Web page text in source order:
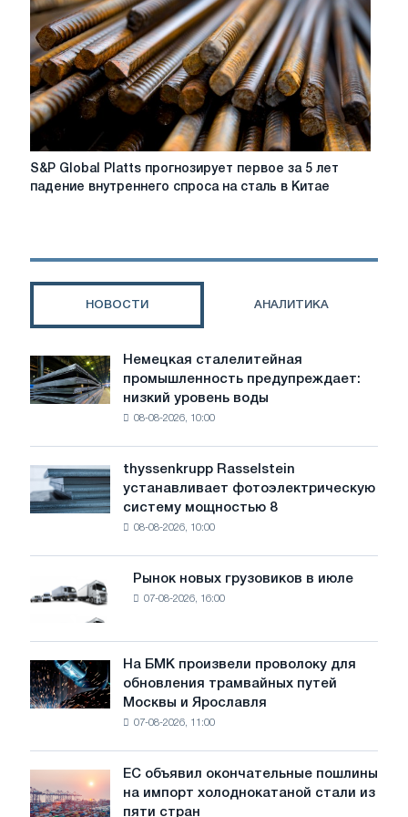
выросло
на
3,4%
S&P
за
внутреннего
на
сталь
S&P Global Platts прогнозирует первое за 5 лет
падение внутреннего спроса на сталь в Китае
НОВОСТИ АНАЛИТИКА
Немецкая
сталелитейная
промышленность
предупреждает:
воды
угрожает
безопасности
Немецкая сталелитейная
промышленность предупреждает:
низкий уровень воды
08-08-2026, 10:00
thyssenkrupp
Rasselstein
устанавливает
фотоэлектрическую
достижения
целей
обезуглероживания
thyssenkrupp Rasselstein
устанавливает фотоэлектрическую
систему мощностью 8
08-08-2026, 10:00
Рынок
новых
грузовиков
в
июле
Рынок новых грузовиков в июле
07-08-2026, 16:00
На
БМК
произвели
трамвайных
путей
На БМК произвели проволоку для
обновления трамвайных путей
Москвы и Ярославля
07-08-2026, 11:00
объявил
ЕС объявил окончательные пошлины
на импорт холоднокатаной стали из
пяти стран